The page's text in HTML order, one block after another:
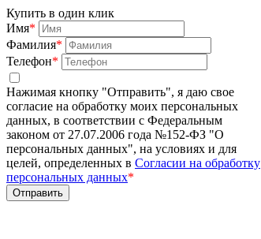
Купить в один клик
Имя*
Фамилия*
Телефон*
Нажимая кнопку "Отправить", я даю свое
согласие на обработку моих персональных
данных, в соответствии с Федеральным
законом от 27.07.2006 года №152-ФЗ "О
персональных данных", на условиях и для
целей, определенных в Согласии на обработку
персональных данных*